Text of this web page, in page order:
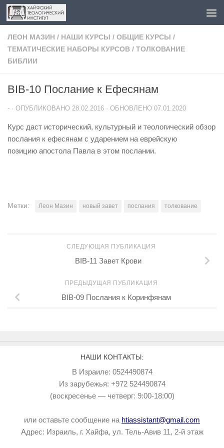
Перейти к содержимому
ЛЕОН МАЗИН / НАШИ КУРСЫ / ОБЩИЕ КУРСЫ /
ТЕМАТИЧЕСКИЕ НАБОРЫ КУРСОВ / ТОЛКОВАНИЕ
БИБЛИИ
BIB-10 Послание к Ефесянам
- · ОПУБЛИКОВАНО 28.02.2016 · ОБНОВЛЕНО 07.01.2020
Курс даст исторический, культурный и теологический обзор
послания к ефесянам с ударением на еврейскую
позицию апостола Павла в этом послании.
Метки: Леон Мазин новый завет послания толкование
СЛЕДУЮЩАЯ ПУБЛИКАЦИЯ
BIB-11 Завет Крови
ПРЕДЫДУЩАЯ ПУБЛИКАЦИЯ
BIB-09 Послания к Коринфянам
НАШИ КОНТАКТЫ:
В Израиле: 0524490874
Из зарубежья: +972 524490874
(воскресенье — четверг: 9:00-18:00)
или оставьте сообщение на htiassistant@gmail.com
Адрес: Израиль, г. Хайфа, ул. Тель-Авив 11, 2-й этаж